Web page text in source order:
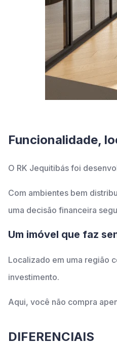
Funcionalidade,
O RK Jequitibás foi
Com ambientes bem
uma decisão financeira
Um imóvel que faz
Localizado em uma região
investimento.
Aqui, você não compra
DIFERENCIAIS